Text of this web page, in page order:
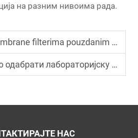
на разним нивоима рада.
filterima pouzdanim za preciznu filtraciju?
лабораторијску филтрациону склопову за научне пројекте?
НАС